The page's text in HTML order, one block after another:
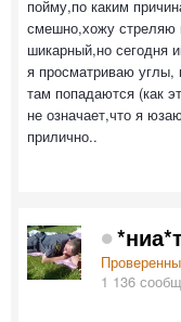
пойму,по каким
смешно,хожу стреляю
шикарный,но сегодня
я просматриваю углы,
там попадаются (как
не означает,что я
прилично..
1 136